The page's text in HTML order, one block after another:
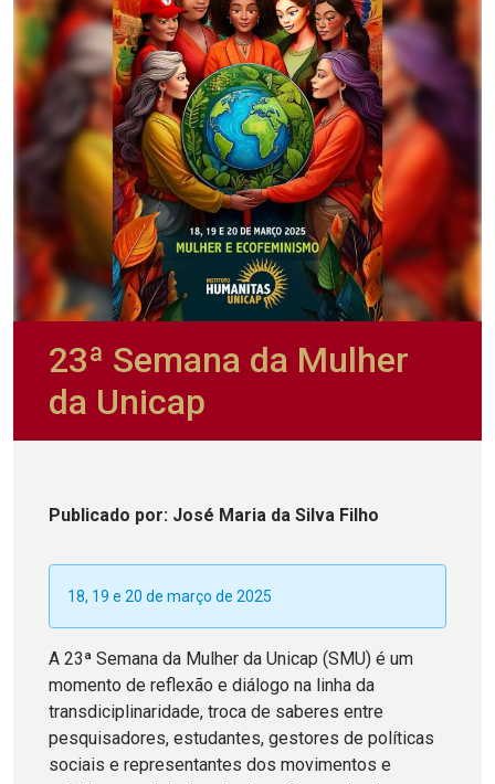
23ª Semana da Mulher
da Unicap
Publicado por: José Maria da Silva Filho
18, 19 e 20 de março de 2025
A 23ª Semana da Mulher da Unicap (SMU) é um
momento de reflexão e diálogo na linha da
transdiciplinaridade, troca de saberes entre
pesquisadores, estudantes, gestores de políticas
sociais e representantes dos movimentos e